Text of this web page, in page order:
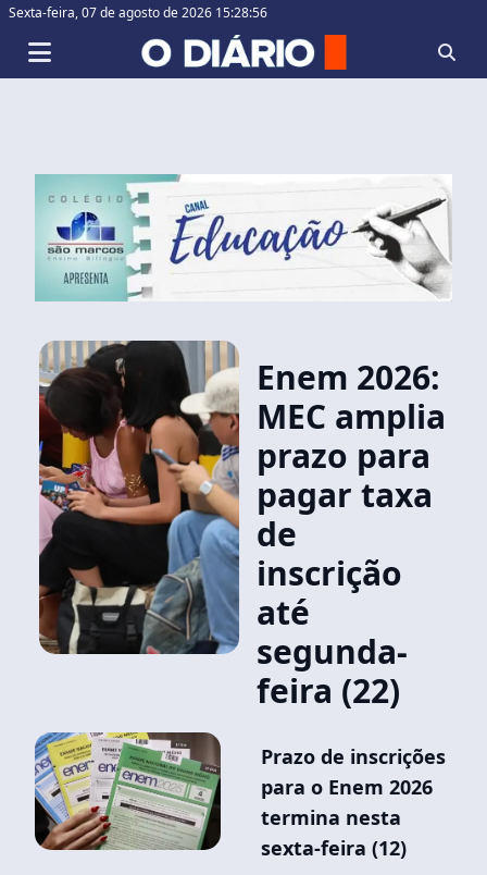
Sexta-feira,07 de agosto de 2026 15:28:56
Enem 2026:
MEC amplia
prazo para
pagar taxa
de
inscrição
até
segunda-
feira (22)
Prazo de inscrições
para o Enem 2026
termina nesta
sexta-feira (12)